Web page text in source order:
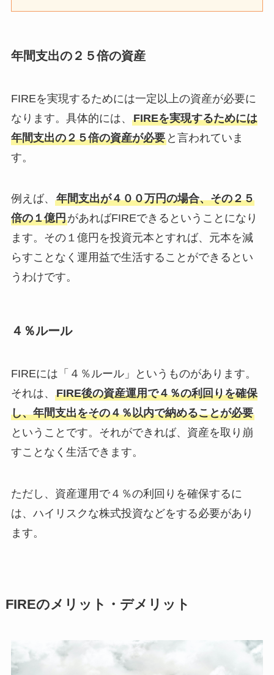
年間支出の２５倍の資産
FIREを実現するためには一定以上の資産が必要に
なります。具体的には、 FIREを実現するためには
年間支出の２５倍の資産が必要と言われていま
す。
例えば、 年間支出が４００万円の場合、その２５
倍の１億円があればFIREできるということになり
ます。その１億円を投資元本とすれば、元本を減
らすことなく運用益で生活することができるとい
うわけです。
４％ルール
FIREには「４％ルール」というものがあります。
それは、 FIRE後の資産運用で４％の利回りを確保
し、年間支出をその４％以内で納めることが必要
ということです。それができれば、資産を取り崩
すことなく生活できます。
ただし、資産運用で４％の利回りを確保するに
は、ハイリスクな株式投資などをする必要があり
ます。
FIREのメリット・デメリット